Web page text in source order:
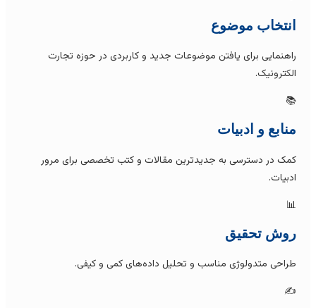
موضوع
برای یافتن موضوعات جدید و کاربردی در حوزه تجارت
و ادبیات
در دسترسی به جدیدترین مقالات و کتب تخصصی برای مرور
تحقیق
متدولوژی مناسب و تحلیل داده‌های کمی و کیفی.